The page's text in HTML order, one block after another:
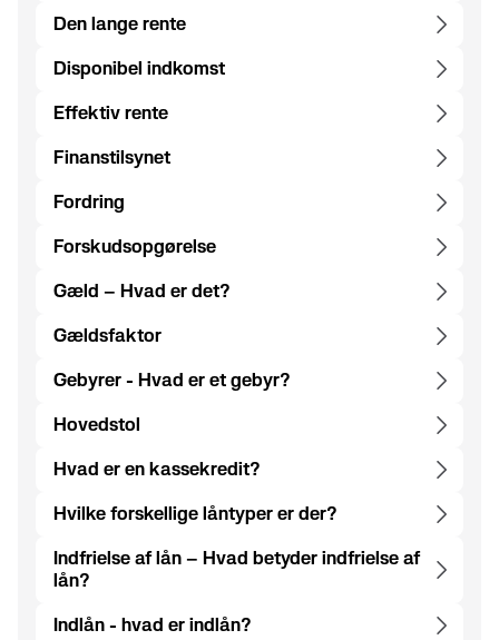
Den lange rente
Disponibel indkomst
Effektiv rente
Finanstilsynet
Fordring
Forskudsopgørelse
Gæld – Hvad er det?
Gældsfaktor
Gebyrer - Hvad er et gebyr?
Hovedstol
Hvad er en kassekredit?
Hvilke forskellige låntyper er der?
Indfrielse af lån – Hvad betyder indfrielse af
lån?
Indlån - hvad er indlån?